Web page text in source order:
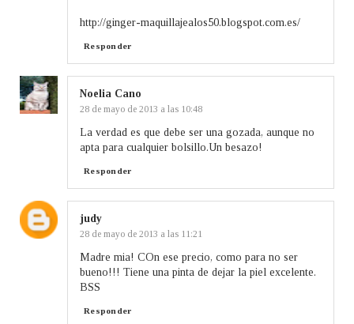
http://ginger-maquillajealos50.blogspot.com.es/
Responder
Noelia Cano
28 de mayo de 2013 a las 10:48
La verdad es que debe ser una gozada, aunque no
apta para cualquier bolsillo.Un besazo!
Responder
judy
28 de mayo de 2013 a las 11:21
Madre mia! COn ese precio, como para no ser
bueno!!! Tiene una pinta de dejar la piel excelente.
BSS
Responder